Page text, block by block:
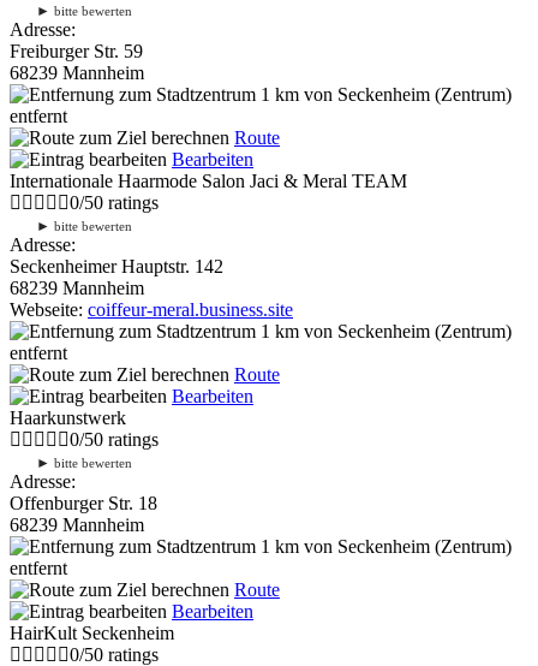
► bitte bewerten
Adresse:
Freiburger Str. 59
68239 Mannheim
1 km von Seckenheim (Zentrum)
entfernt
Route
Bearbeiten
Internationale Haarmode Salon Jaci & Meral TEAM
0/50 ratings
► bitte bewerten
Adresse:
Seckenheimer Hauptstr. 142
68239 Mannheim
Webseite: coiffeur-meral.business.site
1 km von Seckenheim (Zentrum)
entfernt
Route
Bearbeiten
Haarkunstwerk
0/50 ratings
► bitte bewerten
Adresse:
Offenburger Str. 18
68239 Mannheim
1 km von Seckenheim (Zentrum)
entfernt
Route
Bearbeiten
HairKult Seckenheim
0/50 ratings